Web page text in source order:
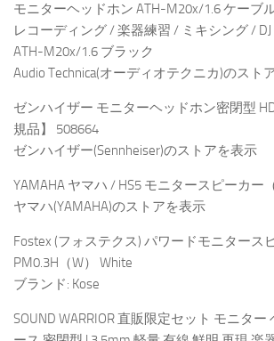
モニターヘッドホン ATH-M20x/1.6 ケーブ
レコーディング / 楽器練習 / ミキシング /
ATH-M20x/1.6 ブラック
Audio Technica(オーディオテクニカ)のスト
ゼンハイザー モニターヘッドホン密閉型
規品】 508664
ゼンハイザー(Sennheiser)のストアを表示
YAMAHA ヤマハ / HS5 モニタースピーカー
ヤマハ(YAMAHA)のストアを表示
Fostex (フォステクス) パワードモニタース
PM0.3H（W） White
ブランド: Kose
SOUND WARRIOR 直販限定セット モニタ